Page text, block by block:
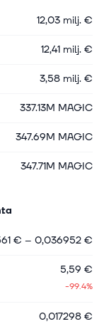
12,03 milj. €
12,41 milj. €
3,58 milj. €
337.13M MAGIC
347.69M MAGIC
347.71M MAGIC
€ – 0,036952 €
5,59 €
-99.4%
0,017298 €